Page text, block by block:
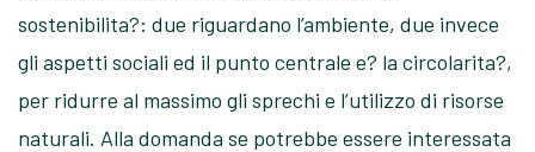
sostenibilita?: due riguardano l’ambiente, due invece
gli aspetti sociali ed il punto centrale e? la circolarita?,
per ridurre al massimo gli sprechi e l’utilizzo di risorse
naturali. Alla domanda se potrebbe essere interessata